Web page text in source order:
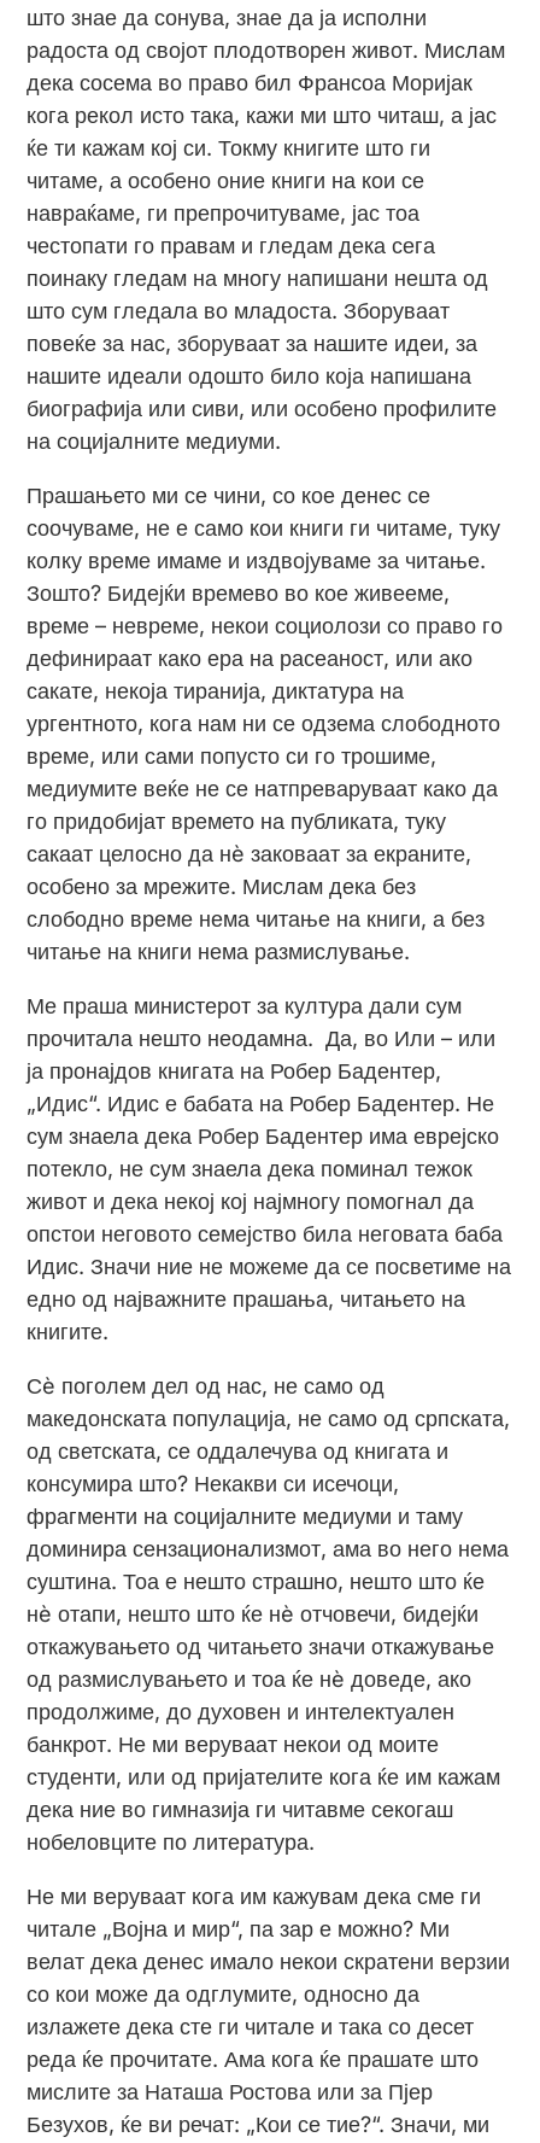
што знае да сонува, знае да ја исполни
радоста од својот плодотворен живот. Мислам
дека сосема во право бил Франсоа Моријак
кога рекол исто така, кажи ми што читаш, а јас
ќе ти кажам кој си. Токму книгите што ги
читаме, а особено оние книги на кои се
навраќаме, ги препрочитуваме, јас тоа
честопати го правам и гледам дека сега
поинаку гледам на многу напишани нешта од
што сум гледала во младоста. Зборуваат
повеќе за нас, зборуваат за нашите идеи, за
нашите идеали одошто било која напишана
биографија или сиви, или особено профилите
на социјалните медиуми.
Прашањето ми се чини, со кое денес се
соочуваме, не е само кои книги ги читаме, туку
колку време имаме и издвојуваме за читање.
Зошто? Бидејќи времево во кое живееме,
време – невреме, некои социолози со право го
дефинираат како ера на расеаност, или ако
сакате, некоја тиранија, диктатура на
ургентното, кога нам ни се одзема слободното
време, или сами попусто си го трошиме,
медиумите веќе не се натпреваруваат како да
го придобијат времето на публиката, туку
сакаат целосно да нè заковаат за екраните,
особено за мрежите. Мислам дека без
слободно време нема читање на книги, а без
читање на книги нема размислување.
Ме праша министерот за култура дали сум
прочитала нешто неодамна. Да, во Или – или
ја пронајдов книгата на Робер Бадентер,
„Идис“. Идис е бабата на Робер Бадентер. Не
сум знаела дека Робер Бадентер има еврејско
потекло, не сум знаела дека поминал тежок
живот и дека некој кој најмногу помогнал да
опстои неговото семејство била неговата баба
Идис. Значи ние не можеме да се посветиме на
едно од најважните прашања, читањето на
книгите.
Сè поголем дел од нас, не само од
македонската популација, не само од српската,
од светската, се оддалечува од книгата и
консумира што? Некакви си исечоци,
фрагменти на социјалните медиуми и таму
доминира сензационализмот, ама во него нема
суштина. Тоа е нешто страшно, нешто што ќе
нè отапи, нешто што ќе нè отчовечи, бидејќи
откажувањето од читањето значи откажување
од размислувањето и тоа ќе нè доведе, ако
продолжиме, до духовен и интелектуален
банкрот. Не ми веруваат некои од моите
студенти, или од пријателите кога ќе им кажам
дека ние во гимназија ги читавме секогаш
нобеловците по литература.
Не ми веруваат кога им кажувам дека сме ги
читале „Војна и мир“, па зар е можно? Ми
велат дека денес имало некои скратени верзии
со кои може да одглумите, односно да
излажете дека сте ги читале и така со десет
реда ќе прочитате. Ама кога ќе прашате што
мислите за Наташа Ростова или за Пјер
Безухов, ќе ви речат: „Кои се тие?“. Значи, ми